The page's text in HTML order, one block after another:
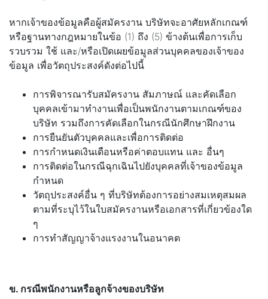
หากเจ้าของข้อมูลคือผู้สมัครงาน บริษัทจะอาศัยหลักเกณฑ์
หรือฐานทางกฎหมายในข้อ (1) ถึง (5) ข้างต้นเพื่อการเก็บ
รวบรวม ใช้ และ/หรือเปิดเผยข้อมูลส่วนบุคคลของเจ้าของ
ข้อมูล เพื่อวัตถุประสงค์ดังต่อไปนี้
การพิจารณารับสมัครงาน สัมภาษณ์ และคัดเลือก
บุคคลเข้ามาทำงานเพื่อเป็นพนักงานตามเกณฑ์ของ
บริษัท รวมถึงการคัดเลือกในกรณีนักศึกษาฝึกงาน
การยืนยันตัวบุคคลและเพื่อการติดต่อ
การกำหนดเงินเดือนหรือค่าตอบแทน และ อื่นๆ
การติดต่อในกรณีฉุกเฉินไปยังบุคคลที่เจ้าของข้อมูล
กำหนด
วัตถุประสงค์อื่น ๆ ที่บริษัทต้องการอย่างสมเหตุสมผล
ตามที่ระบุไว้ในใบสมัครงานหรือเอกสารที่เกี่ยวข้องใด
ๆ
การทำสัญญาจ้างแรงงานในอนาคต
ข. กรณีพนักงานหรือลูกจ้างของบริษัท